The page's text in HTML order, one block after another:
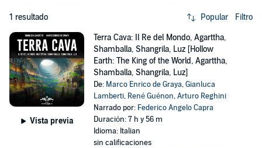
1 resultado Popular Filtro
Vista previa
Terra Cava: Il Re del Mondo, Agarttha,
Shamballa, Shangrila, Luz [Hollow
Earth: The King of the World, Agarttha,
Shamballa, Shangrila, Luz]
De: Marco Enrico de Graya,Gianluca
Lamberti, René Guénon,Arturo Reghini
Narrado por: Federico Angelo Capra
Duración: 7 h y 56 m
Idioma: Italian
sin calificaciones